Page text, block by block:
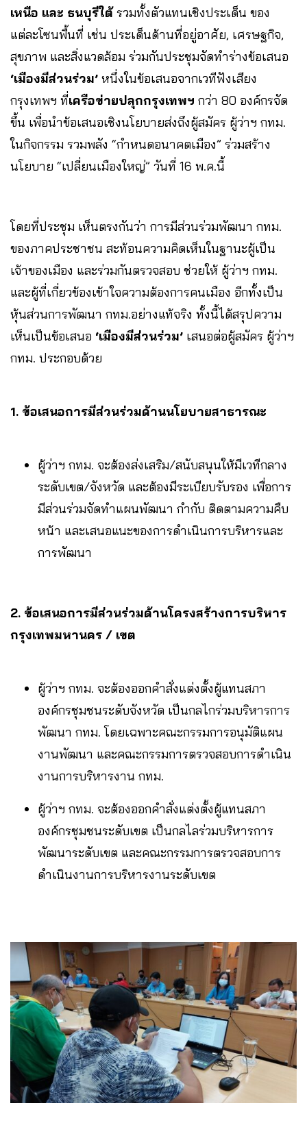
เหนือ และ ธนบุรีใต้รวมทั้งตัวแทนเชิงประเด็น ของ
แต่ละโซนพื้นที่ เช่น ประเด็นด้านที่อยู่อาศัย, เศรษฐกิจ,
สุขภาพ และสิ่งแวดล้อม ร่วมกันประชุมจัดทำร่างข้อเสนอ
‘เมืองมีส่วนร่วม’ หนึ่งในข้อเสนอจากเวทีฟังเสียง
กรุงเทพฯ ที่เครือข่ายปลุกกรุงเทพฯ กว่า 80 องค์กรจัด
ขึ้น เพื่อนำข้อเสนอเชิงนโยบายส่งถึงผู้สมัคร ผู้ว่าฯ กทม.
ในกิจกรรม รวมพลัง “กำหนดอนาคตเมือง” ร่วมสร้าง
นโยบาย “เปลี่ยนเมืองใหญ่” วันที่ 16 พ.ค.นี้
โดยที่ประชุม เห็นตรงกันว่า การมีส่วนร่วมพัฒนา กทม.
ของภาคประชาชน สะท้อนความคิดเห็นในฐานะผู้เป็น
เจ้าของเมือง และร่วมกันตรวจสอบ ช่วยให้ ผู้ว่าฯ กทม.
และผู้ที่เกี่ยวข้องเข้าใจความต้องการคนเมือง อีกทั้งเป็น
หุ้นส่วนการพัฒนา กทม.อย่างแท้จริง ทั้งนี้ได้สรุปความ
เห็นเป็นข้อเสนอ ‘เมืองมีส่วนร่วม’ เสนอต่อผู้สมัคร ผู้ว่าฯ
กทม. ประกอบด้วย
1. ข้อเสนอการมีส่วนร่วมด้านนโยบายสาธารณะ
ผู้ว่าฯ กทม. จะต้องส่งเสริม/สนับสนุนให้มีเวทีกลาง
ระดับเขต/จังหวัด และต้องมีระเบียบรับรอง เพื่อการ
มีส่วนร่วมจัดทำแผนพัฒนา กำกับ ติดตามความคืบ
หน้า และเสนอแนะของการดำเนินการบริหารและ
การพัฒนา
2. ข้อเสนอการมีส่วนร่วมด้านโครงสร้างการบริหาร
กรุงเทพมหานคร / เขต
ผู้ว่าฯ กทม. จะต้องออกคำสั่งแต่งตั้งผู้แทนสภา
องค์กรชุมชนระดับจังหวัด เป็นกลไกร่วมบริหารการ
พัฒนา กทม. โดยเฉพาะคณะกรรมการอนุมัติแผน
งานพัฒนา และคณะกรรมการตรวจสอบการดำเนิน
งานการบริหารงาน กทม.
ผู้ว่าฯ กทม. จะต้องออกคำสั่งแต่งตั้งผู้แทนสภา
องค์กรชุมชนระดับเขต เป็นกลไลร่วมบริหารการ
พัฒนาระดับเขต และคณะกรรมการตรวจสอบการ
ดำเนินงานการบริหารงานระดับเขต